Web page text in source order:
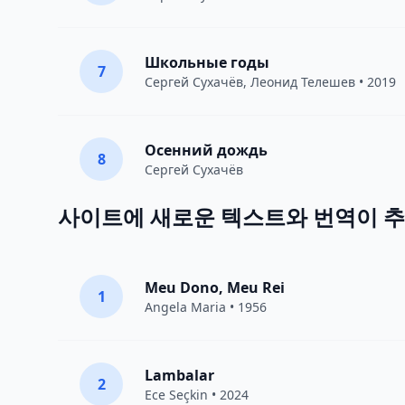
7 Школьные годы
Сергей Сухачёв, Леонид Телешев • 2019
8 Осенний дождь
Сергей Сухачёв
사이트에 새로운 텍스트와 번역이
1 Meu Dono, Meu Rei
Angela Maria • 1956
2 Lambalar
Ece Seçkin • 2024